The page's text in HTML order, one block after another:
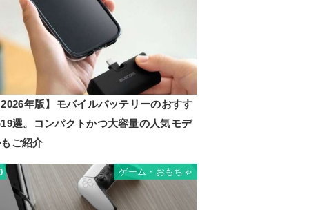
年版】モバイルバッテリーのおすす
選。コンパクトかつ大容量の人気モデ
ご紹介
ゲーム・おもちゃ